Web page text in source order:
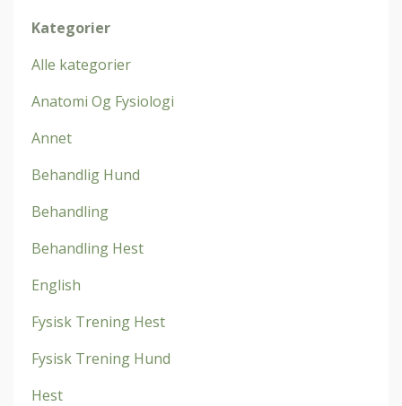
Kategorier
Alle kategorier
Anatomi Og Fysiologi
Annet
Behandlig Hund
Behandling
Behandling Hest
English
Fysisk Trening Hest
Fysisk Trening Hund
Hest